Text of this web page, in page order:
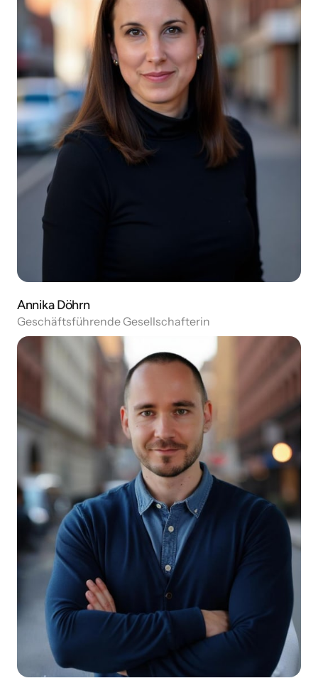
Annika Döhrn
Geschäftsführende Gesellschafterin